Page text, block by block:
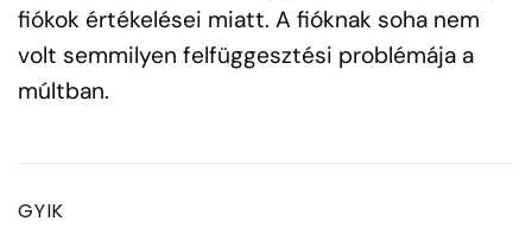
fiókok értékelései miatt. A fióknak soha nem
volt semmilyen felfüggesztési problémája a
múltban.
GYIK